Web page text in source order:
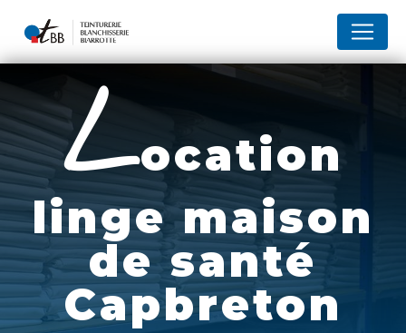
location
linge maison
de santé
Capbreton